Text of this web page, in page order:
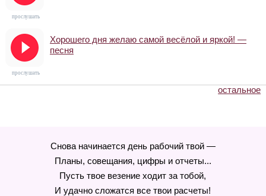
прослушать
Хорошего дня желаю самой весёлой и яркой! —
песня
прослушать
остальное
Снова начинается день рабочий твой —
Планы, совещания, цифры и отчеты...
Пусть твое везение ходит за тобой,
И удачно сложатся все твои расчеты!